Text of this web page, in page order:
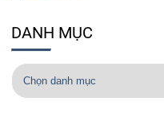
DANH MỤC